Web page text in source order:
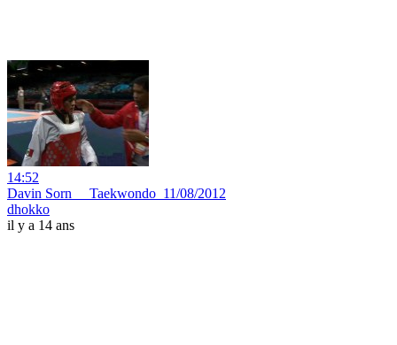
14:52
Davin Sorn __Taekwondo_11/08/2012
dhokko
il y a 14 ans